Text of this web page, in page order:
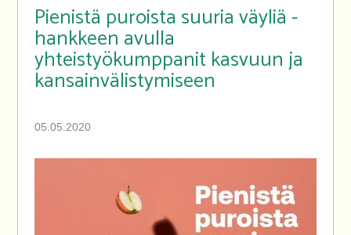
Pienistä puroista suuria väyliä -
hankkeen avulla
yhteistyökumppanit kasvuun ja
kansainvälistymiseen
05.05.2020